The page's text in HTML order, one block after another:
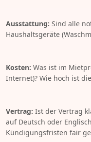
Ausstattung: Sind alle
Haushaltsgeräte
Kosten: Was ist im
Internet)? Wie hoch ist
Vertrag: Ist der Vertrag
auf Deutsch oder
Kündigungsfristen fair